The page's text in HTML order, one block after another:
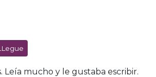
Leía mucho y le gustaba escribir.